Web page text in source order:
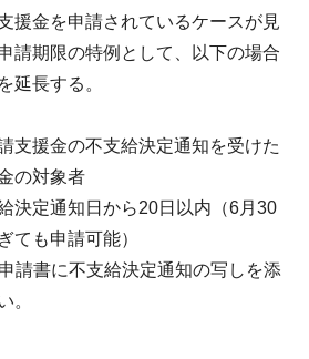
援金を申請されているケースが見
請期限の特例として、以下の場合
延長する。
支援金の不支給決定通知を受けた
の対象者
決定通知日から20日以内（6月30
ても申請可能）
請書に不支給決定通知の写しを添
。